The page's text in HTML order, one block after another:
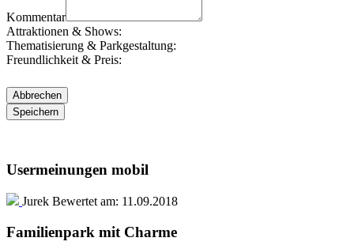
Kommentar
Attraktionen & Shows:
Thematisierung & Parkgestaltung:
Freundlichkeit & Preis:
Usermeinungen mobil
Jurek Bewertet am: 11.09.2018
Familienpark mit Charme